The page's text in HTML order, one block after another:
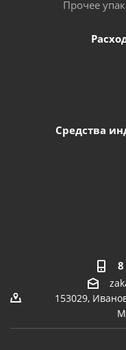
Прочее
Средства
153029,